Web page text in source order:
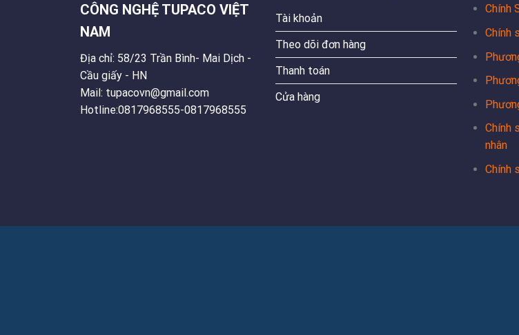
CÔNG NGHỆ TUPACO VIỆT
NAM
Địa chỉ: 58/23 Trần Bình- Mai Dịch -
Cầu giấy - HN
Mail: tupacovn@gmail.com
Hotline:0817968555-0817968555
Tài khoản
Theo dõi đơn hàng
Thanh toán
Cửa hàng
Chính
Chính
Chính
nhân
Chính